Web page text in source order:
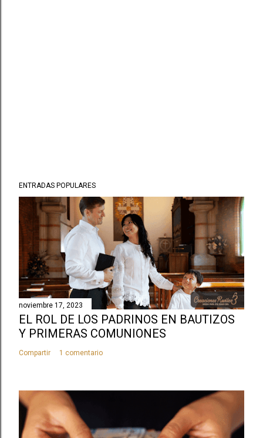
ENTRADAS POPULARES
noviembre 17, 2023
EL ROL DE LOS PADRINOS EN BAUTIZOS
Y PRIMERAS COMUNIONES
Compartir 1 comentario